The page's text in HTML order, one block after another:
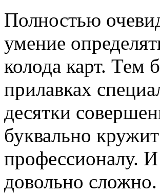
Полностью
умение
колода карт. Тем
прилавках
десятки
буквально
профессионалу. И
довольно